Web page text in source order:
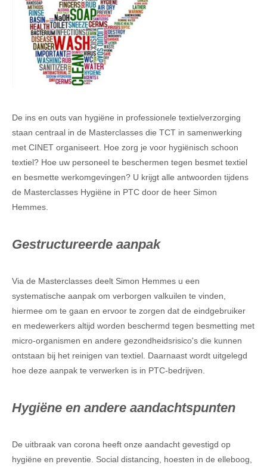
De ins en outs van hygiëne in professionele textielverzorging
staan centraal in de Masterclasses die TCT in samenwerking
met CINET organiseert. Hoe zorg je voor hygiënisch schoon
textiel? Hoe uw personeel te beschermen tegen besmet textiel
en besmette werkomgevingen? U krijgt alle antwoorden tijdens
de Masterclasses Hygiëne in PTC door de heer Simon
Hemmes.
Gestructureerde aanpak
Via de Masterclasses deelt Simon Hemmes u een
systematische aanpak om verborgen valkuilen te vinden,
hiermee om te gaan en ervoor te zorgen dat de eindgebruiker
en medewerkers altijd worden beschermd tegen besmetting met
micro-organismen en andere gezondheidsrisico's die kunnen
ontstaan bij het reinigen van textiel. Daarnaast wordt uitgelegd
hoe deze aanpak te verwerken is in PTC-bedrijven.
Hygiëne en andere aandachtspunten
De uitbraak van corona heeft onze aandacht gevestigd op
hygiëne en preventie. Social distancing, hoesten in de elleboog,